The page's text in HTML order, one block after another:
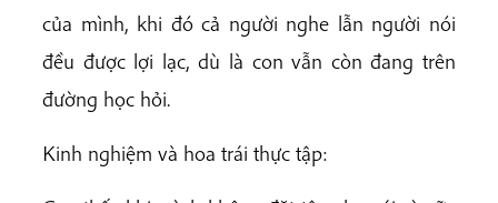
của mình, khi đó cả người nghe lẫn người nói
đều được lợi lạc, dù là con vẫn còn đang trên
đường học hỏi.
Kinh nghiệm và hoa trái thực tập: